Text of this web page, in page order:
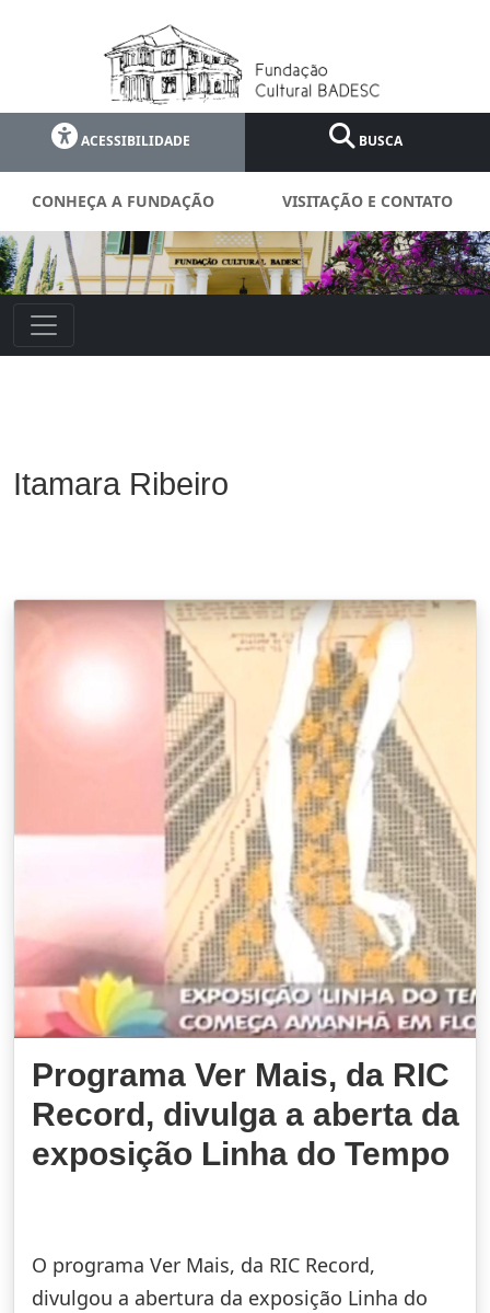
ACESSIBILIDADE BUSCA
CONHEÇA A FUNDAÇÃO VISITAÇÃO E CONTATO
Itamara Ribeiro
Programa Ver Mais, da RIC
Record, divulga a aberta da
exposição Linha do Tempo
O programa Ver Mais, da RIC Record,
divulgou a abertura da exposição Linha do